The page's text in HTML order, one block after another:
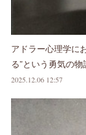
アドラー心理学に
る”という勇気の物
2025.12.06 12:57